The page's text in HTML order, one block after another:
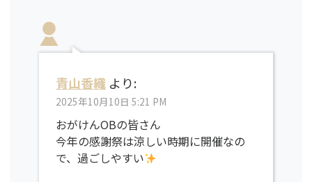
青山香織 より:
2025年10月10日 5:21 PM
おがけんOBの皆さん
今年の感謝祭は涼しい時期に開催なの
で、過ごしやすい